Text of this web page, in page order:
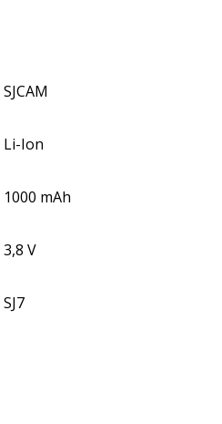
SJCAM
Li-Ion
1000 mAh
3,8 V
SJ7